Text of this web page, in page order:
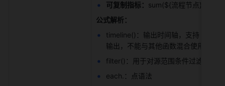
可复制指标： sum(${流程节点}.${节
公式解析：
timeline()：输出时间轴，支持 day
输出，不能与其他函数混合使用 例
filter()：用于对源范围条件过滤后，
each.：点语法